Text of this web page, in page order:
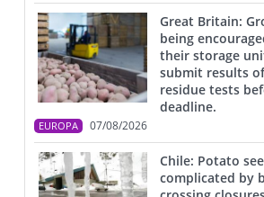
Great Britain:
being
their storage
submit results of
residue tests
deadline.
EUROPA 07/08/2026
Chile: Potato
complicated by